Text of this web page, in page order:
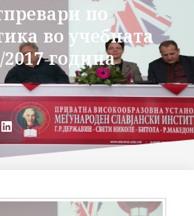
по
во учебната
2017 година